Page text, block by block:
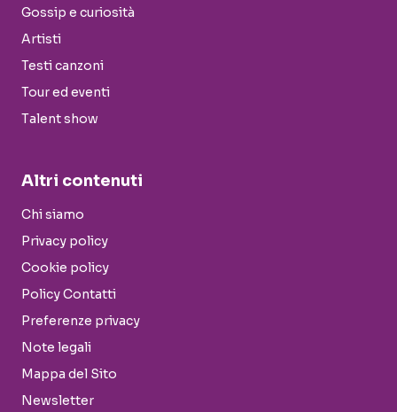
Gossip e curiosità
Artisti
Testi canzoni
Tour ed eventi
Talent show
Altri contenuti
Chi siamo
Privacy policy
Cookie policy
Policy Contatti
Preferenze privacy
Note legali
Mappa del Sito
Newsletter